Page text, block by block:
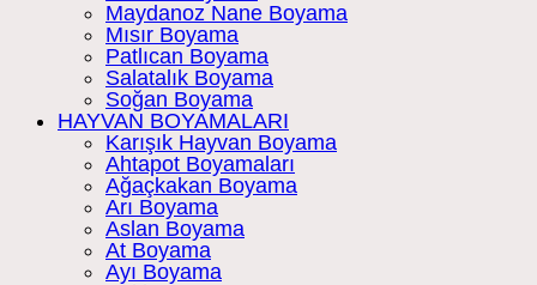
Maydanoz Nane Boyama
Mısır Boyama
Patlıcan Boyama
Salatalık Boyama
Soğan Boyama
HAYVAN BOYAMALARI
Karışık Hayvan Boyama
Ahtapot Boyamaları
Ağaçkakan Boyama
Arı Boyama
Aslan Boyama
At Boyama
Ayı Boyama